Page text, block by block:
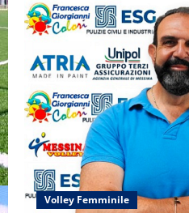
Volley Femminile